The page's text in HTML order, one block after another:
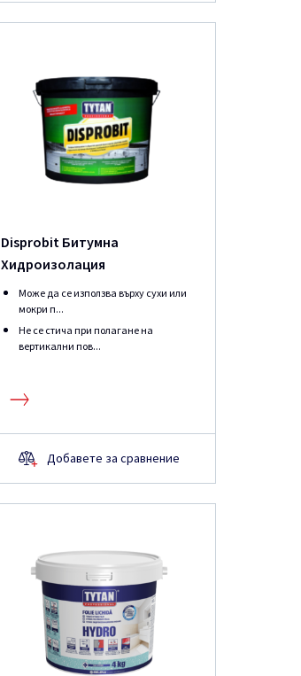
Disprobit Битумна
Хидроизолация
Може да се използва върху сухи или
мокри п...
Не се стича при полагане на
вертикални пов...
Добавете за сравнение